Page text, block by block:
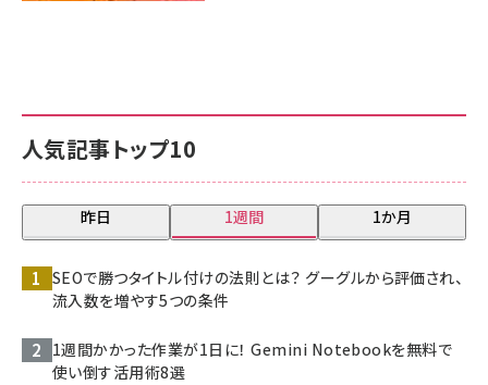
人気記事トップ10
昨日 1週間 1か月
SEOで勝つタイトル付けの法則とは？ グーグルから評価され、
流入数を増やす5つの条件
1週間かかった作業が1日に！ Gemini Notebookを無料で
使い倒す活用術8選